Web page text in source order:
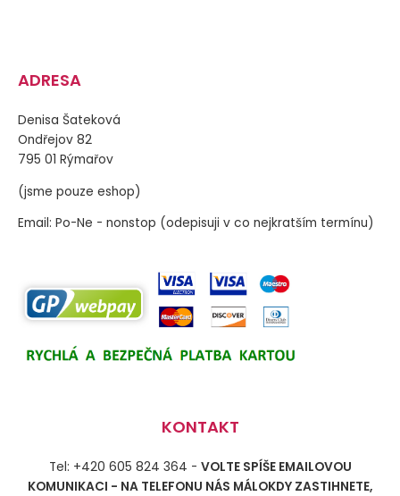
ADRESA
Denisa Šateková
Ondřejov 82
795 01 Rýmařov
(jsme pouze eshop)
Email: Po-Ne - nonstop (odepisuji v co nejkratším termínu)
KONTAKT
Tel: +420 605 824 364 - VOLTE SPÍŠE EMAILOVOU
KOMUNIKACI - NA TELEFONU NÁS MÁLOKDY ZASTIHNETE,